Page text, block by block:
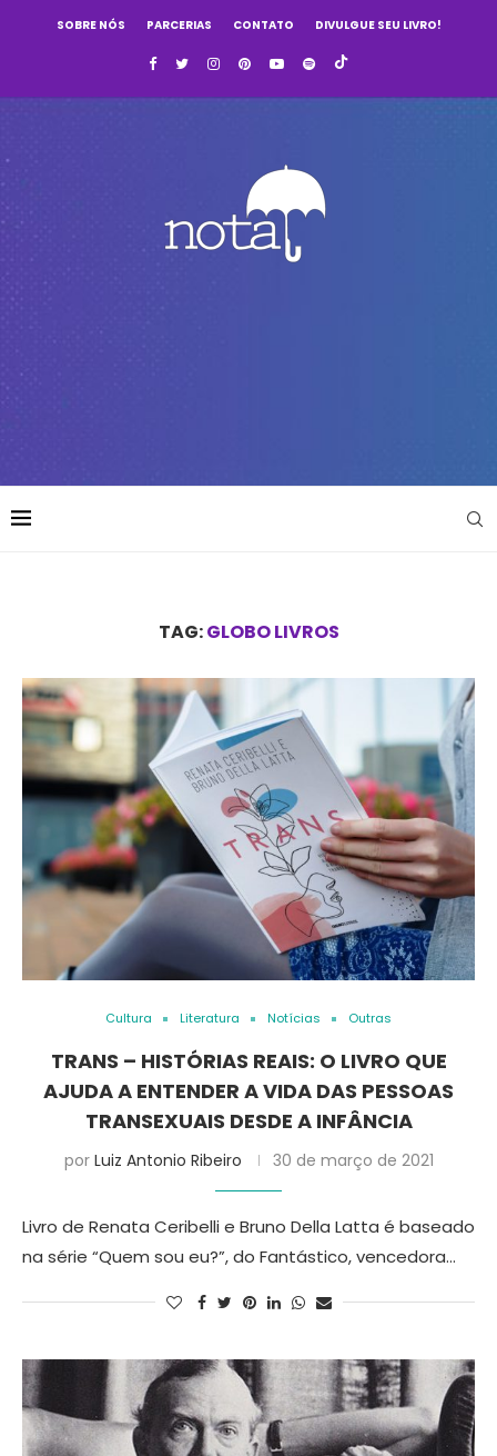
SOBRE NÓS PARCERIAS CONTATO DIVULGUE SEU LIVRO!
TAG:GLOBO LIVROS
Cultura Literatura Notícias Outras
TRANS – HISTÓRIAS REAIS: O LIVRO QUE
AJUDA A ENTENDER A VIDA DAS PESSOAS
TRANSEXUAIS DESDE A INFÂNCIA
por Luiz Antonio Ribeiro 30 de março de 2021
Livro de Renata Ceribelli e Bruno Della Latta é baseado
na série “Quem sou eu?”, do Fantástico, vencedora…